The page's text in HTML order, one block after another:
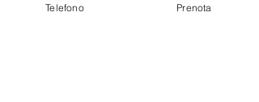
Telefono Prenota